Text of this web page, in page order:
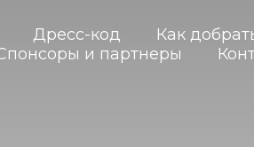
Дресс-код
Как
и партнеры